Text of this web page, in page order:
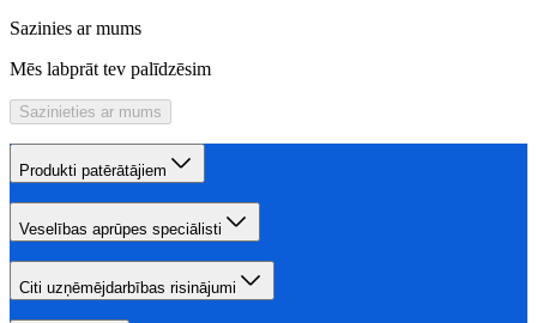
Sazinies ar mums
Mēs labprāt tev palīdzēsim
Sazinieties ar mums
Produkti patērātājiem
Veselības aprūpes speciālisti
Citi uzņēmējdarbības risinājumi